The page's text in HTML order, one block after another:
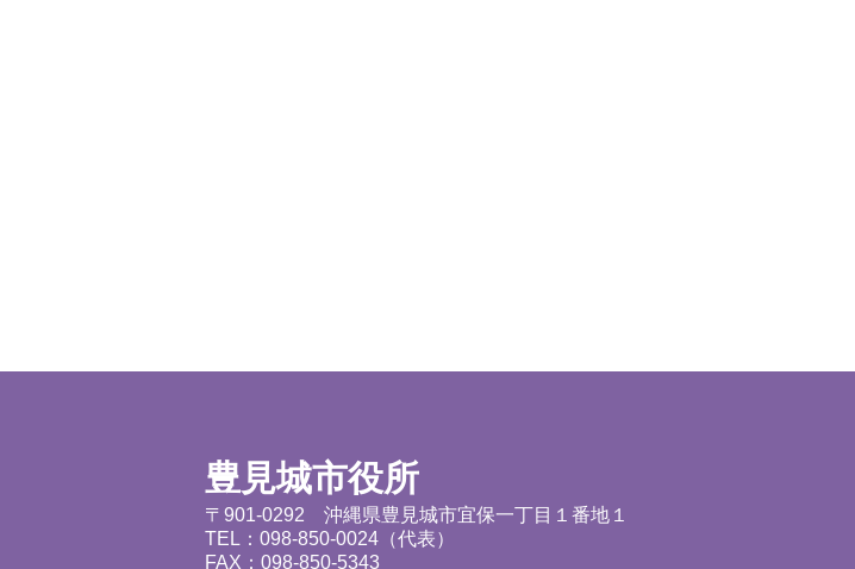
豊見城市役所
〒901-0292 沖縄県豊見城市宜保一丁目１番地１
TEL：098-850-0024（代表）
FAX：098-850-5343